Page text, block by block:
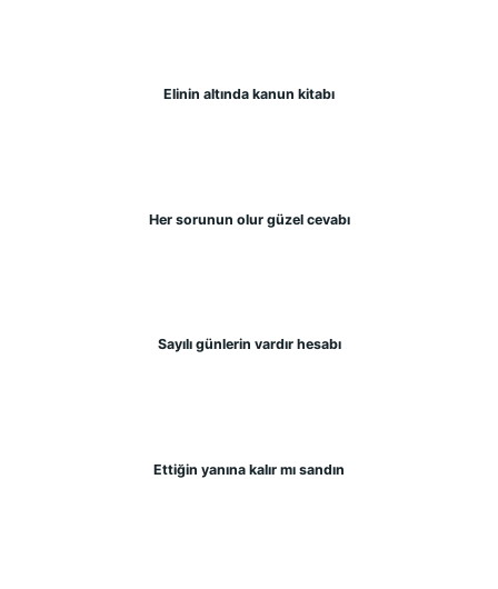
Elinin altında kanun kitabı
Her sorunun olur güzel cevabı
Sayılı günlerin vardır hesabı
Ettiğin yanına kalır mı sandın